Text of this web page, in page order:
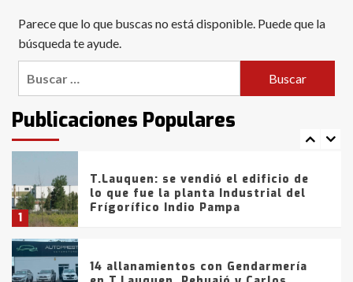
Parece que lo que buscas no está disponible. Puede que la
búsqueda te ayude.
Publicaciones Populares
6
con lluvias y heladas, en gran parte
de la provincia
intentaron evadir a la Policía
fueron detenidos por
comercialización de drogas en la
tarde del sábado
1
T.Lauquen: se vendió el edificio de
lo que fue la planta Industrial del
Frígorífico Indio Pampa
14 allanamientos con Gendarmería